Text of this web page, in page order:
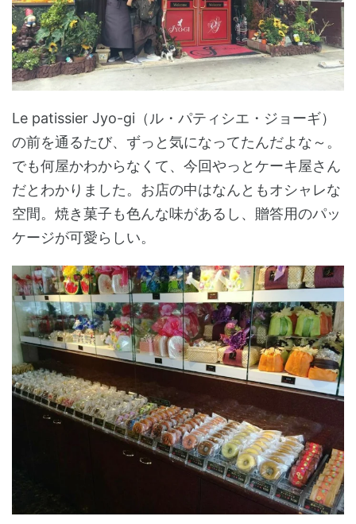
Le patissier Jyo-gi（ル・パティシエ・ジョーギ）
の前を通るたび、ずっと気になってたんだよな～。
でも何屋かわからなくて、今回やっとケーキ屋さん
だとわかりました。お店の中はなんともオシャレな
空間。焼き菓子も色んな味があるし、贈答用のパッ
ケージが可愛らしい。